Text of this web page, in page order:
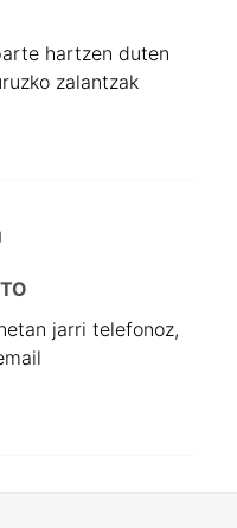
hartzen duten
zalantzak
jarri telefonoz,